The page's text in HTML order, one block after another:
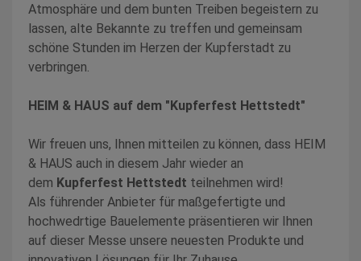
Atmosphäre und dem bunten Treiben begeistern zu
lassen, alte Bekannte zu treffen und gemeinsam
schöne Stunden im Herzen der Kupferstadt zu
verbringen.
HEIM & HAUS auf dem "Kupferfest Hettstedt"
Wir freuen uns, Ihnen mitteilen zu können, dass HEIM
& HAUS auch in diesem Jahr wieder an
dem Kupferfest Hettstedt teilnehmen wird!
Als führender Anbieter für maßgefertigte und
hochwedrtige Bauelemente präsentieren wir Ihnen
auf dieser Messe unsere neuesten Produkte und